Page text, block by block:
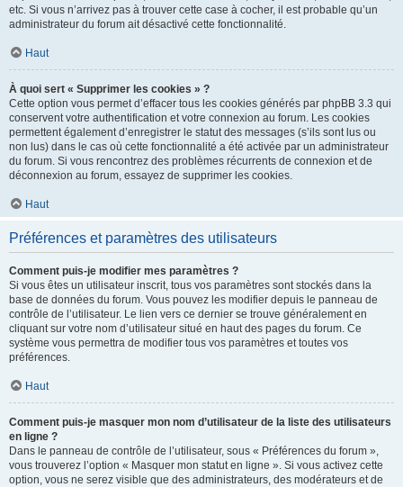
etc. Si vous n’arrivez pas à trouver cette case à cocher, il est probable qu’un
administrateur du forum ait désactivé cette fonctionnalité.
Haut
À quoi sert « Supprimer les cookies » ?
Cette option vous permet d’effacer tous les cookies générés par phpBB 3.3 qui
conservent votre authentification et votre connexion au forum. Les cookies
permettent également d’enregistrer le statut des messages (s’ils sont lus ou
non lus) dans le cas où cette fonctionnalité a été activée par un administrateur
du forum. Si vous rencontrez des problèmes récurrents de connexion et de
déconnexion au forum, essayez de supprimer les cookies.
Haut
Préférences et paramètres des utilisateurs
Comment puis-je modifier mes paramètres ?
Si vous êtes un utilisateur inscrit, tous vos paramètres sont stockés dans la
base de données du forum. Vous pouvez les modifier depuis le panneau de
contrôle de l’utilisateur. Le lien vers ce dernier se trouve généralement en
cliquant sur votre nom d’utilisateur situé en haut des pages du forum. Ce
système vous permettra de modifier tous vos paramètres et toutes vos
préférences.
Haut
Comment puis-je masquer mon nom d’utilisateur de la liste des utilisateurs
en ligne ?
Dans le panneau de contrôle de l’utilisateur, sous « Préférences du forum »,
vous trouverez l’option « Masquer mon statut en ligne ». Si vous activez cette
option, vous ne serez visible que des administrateurs, des modérateurs et de